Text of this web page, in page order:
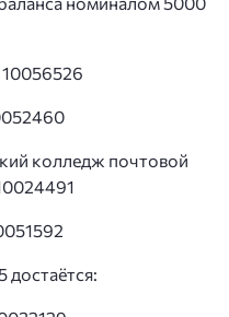
колледж почтовой
достаётся: